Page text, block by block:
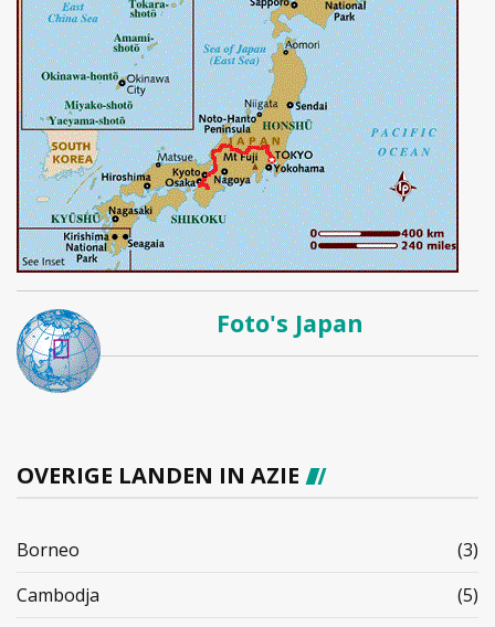
Foto's Japan
OVERIGE LANDEN IN AZIE
Borneo
(3)
Cambodja
(5)